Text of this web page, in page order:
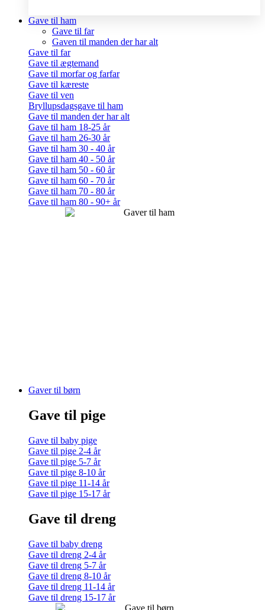
Gave til ham
Gave til far
Gaven til manden der har alt
Gave til far
Gave til ægtemand
Gave til morfar og farfar
Gave til kæreste
Gave til ven
Bryllupsdagsgave til ham
Gave til manden der har alt
Gave til ham 18-25 år
Gave til ham 26-30 år
Gave til ham 30 - 40 år
Gave til ham 40 - 50 år
Gave til ham 50 - 60 år
Gave til ham 60 - 70 år
Gave til ham 70 - 80 år
Gave til ham 80 - 90+ år
Gaver til børn
Gave til pige
Gave til baby pige
Gave til pige 2-4 år
Gave til pige 5-7 år
Gave til pige 8-10 år
Gave til pige 11-14 år
Gave til pige 15-17 år
Gave til dreng
Gave til baby dreng
Gave til dreng 2-4 år
Gave til dreng 5-7 år
Gave til dreng 8-10 år
Gave til dreng 11-14 år
Gave til dreng 15-17 år